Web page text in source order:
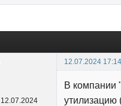
12.07.2024
12.07.2024
В компании
утилизацию